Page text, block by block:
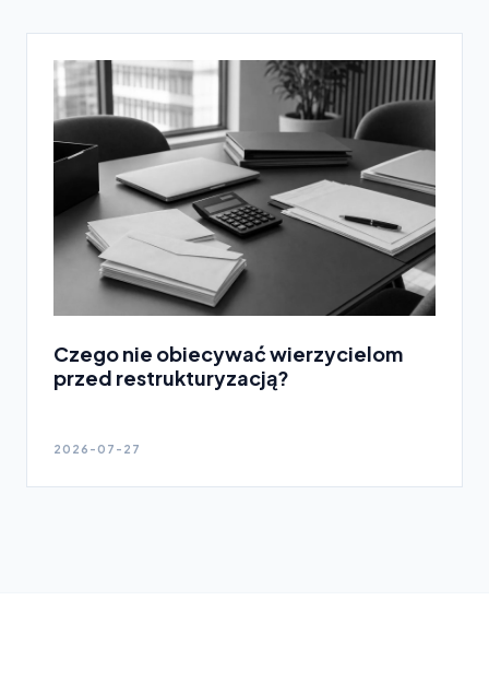
Czego nie obiecywać wierzycielom
przed restrukturyzacją?
2026-07-27